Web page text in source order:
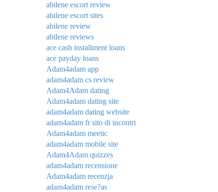
abilene escort review
abilene escort sites
abilene review
abilene reviews
ace cash installment loans
ace payday loans
Adam4adam app
adam4adam cs review
Adam4Adam dating
Adam4adam dating site
adam4adam dating website
adam4adam fr sito di incontri
Adam4adam meetic
adam4adam mobile site
Adam4Adam quizzes
adam4adam recensione
Adam4adam recenzja
adam4adam rese?as